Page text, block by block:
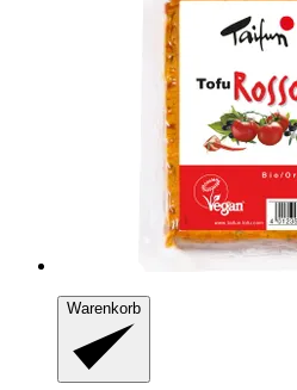
Warenkorb